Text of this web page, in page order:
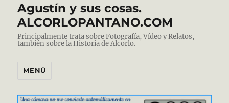
Agustín y sus cosas.
ALCORLOPANTANO.COM
Principalmente trata sobre Fotografía, Vídeo y Relatos,
también sobre la Historia de Alcorlo.
MENÚ